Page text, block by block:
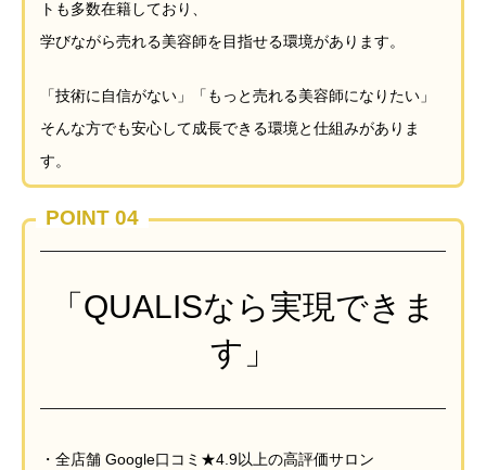
トも多数在籍しており、
学びながら売れる美容師を目指せる環境があります。
「技術に自信がない」「もっと売れる美容師になりたい」
そんな方でも安心して成長できる環境と仕組みがありま
す。
POINT 04
「QUALISなら実現できま
す」
・全店舗 Google口コミ★4.9以上の高評価サロン